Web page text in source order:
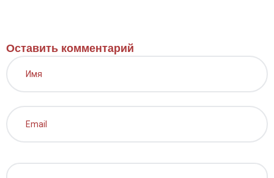
Оставить комментарий